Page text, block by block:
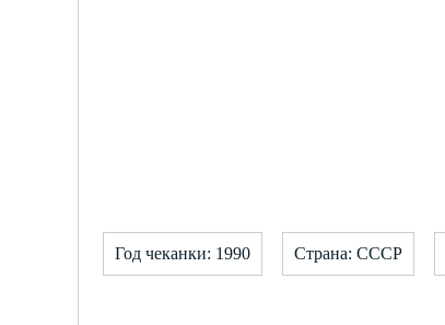
Год чеканки: 1990 Страна: СССР